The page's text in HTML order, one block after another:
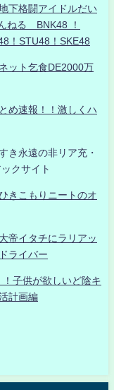
下格闘アイドルだい
ねる BNK48 ！
！STU48！SKE48
ット乞食DE2000万
め速報！！激しくハ
き永遠の非リア充・
クサイト
きこもりニートのオ
帝イタチにラリアッ
ライバー
子供が欲しいど陰キ
計画編